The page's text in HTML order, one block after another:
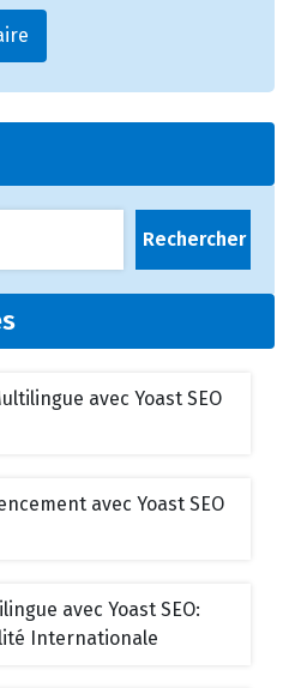
Rechercher
avec Yoast SEO
avec Yoast SEO
avec Yoast SEO:
Internationale